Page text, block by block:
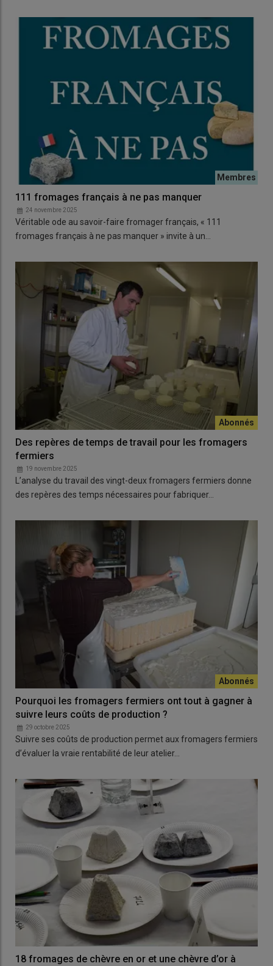
111 fromages français à ne pas manquer
24 novembre 2025
Véritable ode au savoir-faire fromager français, « 111
fromages français à ne pas manquer » invite à un…
Des repères de temps de travail pour les fromagers
fermiers
19 novembre 2025
L’analyse du travail des vingt-deux fromagers fermiers donne
des repères des temps nécessaires pour fabriquer…
Pourquoi les fromagers fermiers ont tout à gagner à
suivre leurs coûts de production ?
29 octobre 2025
Suivre ses coûts de production permet aux fromagers fermiers
d’évaluer la vraie rentabilité de leur atelier…
18 fromages de chèvre en or et une chèvre d’or à